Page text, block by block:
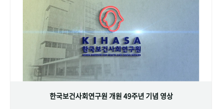
기록물 아카이브
사진 아카이브 문서 기록물 행정박물 영상 기록물
주년 기념
성과 50선 숫자로 보는 50년
한국보건사회연구원 개원 49주년 기념 영상